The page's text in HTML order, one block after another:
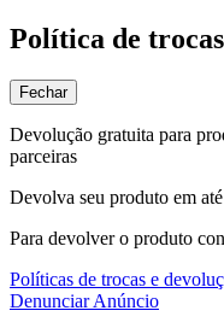
Política de
Fechar
Devolução gratuita para
parceiras
Devolva seu produto em
Para devolver o produto
Políticas de trocas e
Denunciar Anúncio